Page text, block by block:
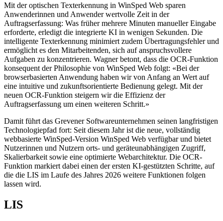
Mit der optischen Texterkennung in WinSped Web sparen
Anwenderinnen und Anwender wertvolle Zeit in der
Auftragserfassung: Was früher mehrere Minuten manueller Eingabe
erforderte, erledigt die integrierte KI in wenigen Sekunden. Die
intelligente Texterkennung minimiert zudem Übertragungsfehler und
ermöglicht es den Mitarbeitenden, sich auf anspruchsvollere
Aufgaben zu konzentrieren. Wagner betont, dass die OCR-Funktion
konsequent der Philosophie von WinSped Web folgt: «Bei der
browserbasierten Anwendung haben wir von Anfang an Wert auf
eine intuitive und zukunftsorientierte Bedienung gelegt. Mit der
neuen OCR-Funktion steigern wir die Effizienz der
Auftragserfassung um einen weiteren Schritt.»
Damit führt das Grevener Softwareunternehmen seinen langfristigen
Technologiepfad fort: Seit diesem Jahr ist die neue, vollständig
webbasierte WinSped-Version WinSped Web verfügbar und bietet
Nutzerinnen und Nutzern orts- und geräteunabhängigen Zugriff,
Skalierbarkeit sowie eine optimierte Webarchitektur. Die OCR-
Funktion markiert dabei einen der ersten KI-gestützten Schritte, auf
die die LIS im Laufe des Jahres 2026 weitere Funktionen folgen
lassen wird.
LIS